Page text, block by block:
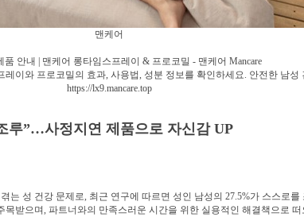
맨케어
품 안내 | 맨케어 롱타임스프레이 & 프로코밀 - 맨케어 Mancare
이와 프로코밀의 효과, 사용법, 성분 정보를 확인하세요. 안전한 남성
https://lx9.mancare.top
루”…사정지연 제품으로 자신감 UP
는 성 건강 문제로, 최근 연구에 따르면 성인 남성의 27.5%가 스스로를
목받으며, 파트너와의 만족스러운 시간을 위한 실용적인 해결책으로 떠